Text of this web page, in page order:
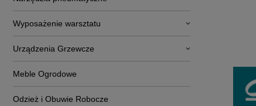
Wyposażenie warsztatu
Urządzenia Grzewcze
Meble Ogrodowe
Odzież i Obuwie Robocze